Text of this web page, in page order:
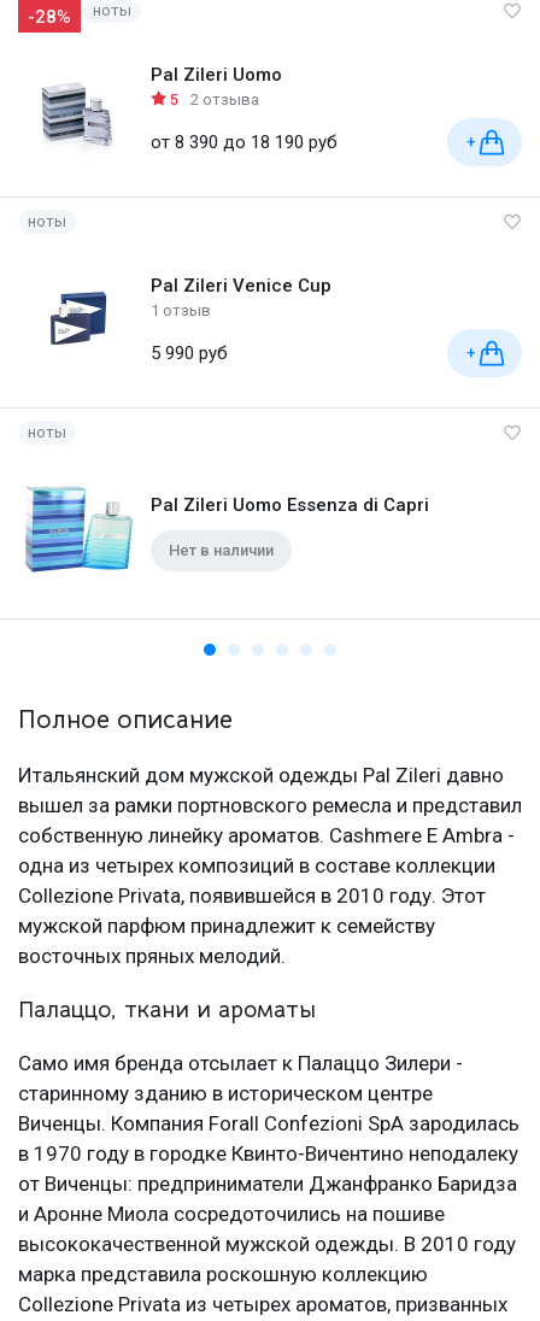
-28% ноты
Pal Zileri Uomo
5 2 отзыва
от 8 390 до 18 190 руб +
ноты
Pal Zileri Venice Cup
1 отзыв
5 990 руб +
ноты
Pal Zileri Uomo Essenza di Capri
Нет в наличии
Полное описание
Итальянский дом мужской одежды Pal Zileri давно
вышел за рамки портновского ремесла и представил
собственную линейку ароматов. Cashmere E Ambra -
одна из четырех композиций в составе коллекции
Collezione Privata, появившейся в 2010 году. Этот
мужской парфюм принадлежит к семейству
восточных пряных мелодий.
Палаццо, ткани и ароматы
Само имя бренда отсылает к Палаццо Зилери -
старинному зданию в историческом центре
Виченцы. Компания Forall Confezioni SpA зародилась
в 1970 году в городке Квинто-Вичентино неподалеку
от Виченцы: предприниматели Джанфранко Баридза
и Аронне Миола сосредоточились на пошиве
высококачественной мужской одежды. В 2010 году
марка представила роскошную коллекцию
Collezione Privata из четырех ароматов, призванных